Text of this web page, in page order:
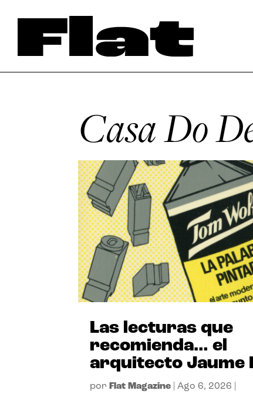
Casa Do
Las lecturas que
recomienda… el
arquitecto Jaume
por Flat Magazine |Ago 6, 2026